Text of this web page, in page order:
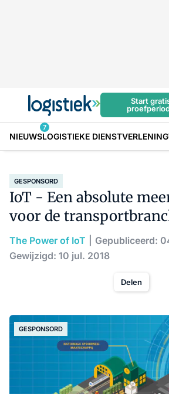
Start
NIEUWS
7
LOGISTIEKE DIENSTVERLENING
GESPONSORD
IoT - Een absolute
voor de
The Power of IoT
Gepubliceerd:
Gewijzigd: 10 jul. 2018
Delen
GESPONSORD